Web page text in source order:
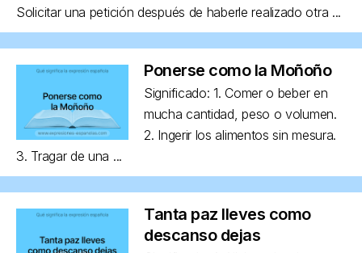
Solicitar una petición después de haberle realizado otra ...
Ponerse como la Moñoño
Significado: 1. Comer o beber en
mucha cantidad, peso o volumen.
2. Ingerir los alimentos sin mesura.
3. Tragar de una ...
Tanta paz lleves como
descanso dejas